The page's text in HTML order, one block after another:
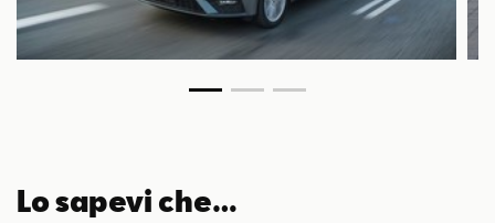
Lo sapevi che…